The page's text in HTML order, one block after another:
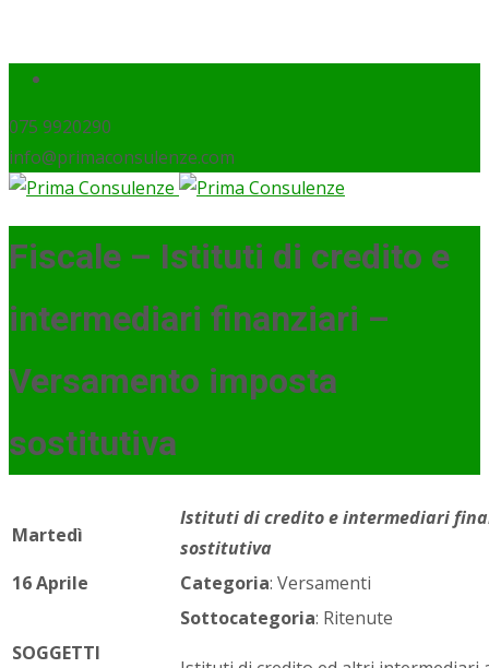
075 9920290
info@primaconsulenze.com
Fiscale – Istituti di credito e
intermediari finanziari –
Versamento imposta
sostitutiva
Martedì
16 Aprile
Istituti di credito e intermediari
sostitutiva
Categoria: Versamenti
Sottocategoria: Ritenute
SOGGETTI